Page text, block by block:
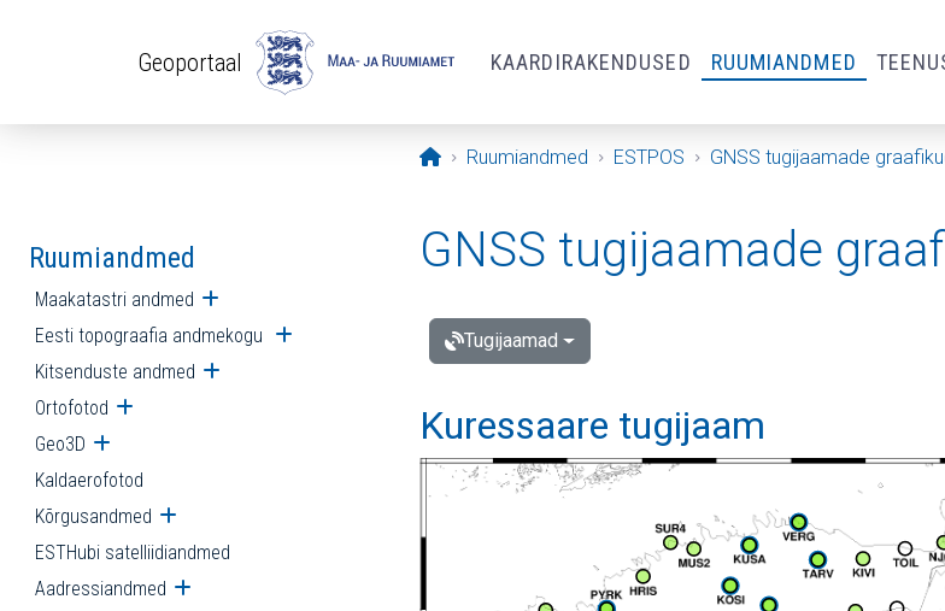
Geoportaal KAARDIRAKENDUSED RUUMIANDMED
Avaleht
Ruumiandmed ESTPOS GNSS tugijaamade
Ruumiandmed
Maakatastri andmed Ava alammenüü
Eesti topograafia andmekogu Ava alammenüü
Kitsenduste andmed Ava alammenüü
Ortofotod Ava alammenüü
Geo3D Ava alammenüü
Kaldaerofotod
Kõrgusandmed Ava alammenüü
ESTHubi satelliidiandmed
Aadressiandmed Ava alammenüü
GNSS tugijaamade
Tugijaamad
Kuressaare tugijaam